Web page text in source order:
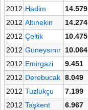
2012 Hadim 14.579
2012 Altınekin 14.274
2012 Çeltik 10.475
2012 Güneysınır 10.064
2012 Emirgazi 9.451
2012 Derebucak 8.049
2012 Tuzlukçu 7.199
2012 Taşkent 6.967